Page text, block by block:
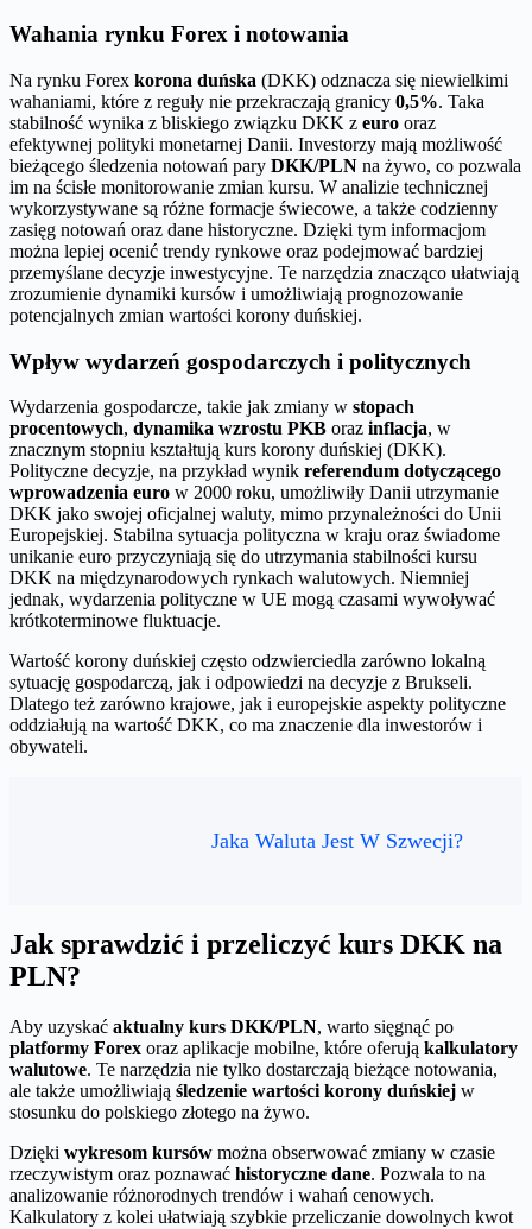
Wahania rynku Forex i notowania
Na rynku Forex korona duńska (DKK) odznacza się niewielkimi
wahaniami, które z reguły nie przekraczają granicy 0,5%. Taka
stabilność wynika z bliskiego związku DKK z euro oraz
efektywnej polityki monetarnej Danii. Investorzy mają możliwość
bieżącego śledzenia notowań pary DKK/PLN na żywo, co pozwala
im na ścisłe monitorowanie zmian kursu. W analizie technicznej
wykorzystywane są różne formacje świecowe, a także codzienny
zasięg notowań oraz dane historyczne. Dzięki tym informacjom
można lepiej ocenić trendy rynkowe oraz podejmować bardziej
przemyślane decyzje inwestycyjne. Te narzędzia znacząco ułatwiają
zrozumienie dynamiki kursów i umożliwiają prognozowanie
potencjalnych zmian wartości korony duńskiej.
Wpływ wydarzeń gospodarczych i politycznych
Wydarzenia gospodarcze, takie jak zmiany w stopach
procentowych, dynamika wzrostu PKB oraz inflacja, w
znacznym stopniu kształtują kurs korony duńskiej (DKK).
Polityczne decyzje, na przykład wynik referendum dotyczącego
wprowadzenia euro w 2000 roku, umożliwiły Danii utrzymanie
DKK jako swojej oficjalnej waluty, mimo przynależności do Unii
Europejskiej. Stabilna sytuacja polityczna w kraju oraz świadome
unikanie euro przyczyniają się do utrzymania stabilności kursu
DKK na międzynarodowych rynkach walutowych. Niemniej
jednak, wydarzenia polityczne w UE mogą czasami wywoływać
krótkoterminowe fluktuacje.
Wartość korony duńskiej często odzwierciedla zarówno lokalną
sytuację gospodarczą, jak i odpowiedzi na decyzje z Brukseli.
Dlatego też zarówno krajowe, jak i europejskie aspekty polityczne
oddziałują na wartość DKK, co ma znaczenie dla inwestorów i
obywateli.
Jaka Waluta Jest W Szwecji?
Jak sprawdzić i przeliczyć kurs DKK na
PLN?
Aby uzyskać aktualny kurs DKK/PLN, warto sięgnąć po
platformy Forex oraz aplikacje mobilne, które oferują kalkulatory
walutowe. Te narzędzia nie tylko dostarczają bieżące notowania,
ale także umożliwiają śledzenie wartości korony duńskiej w
stosunku do polskiego złotego na żywo.
Dzięki wykresom kursów można obserwować zmiany w czasie
rzeczywistym oraz poznawać historyczne dane. Pozwala to na
analizowanie różnorodnych trendów i wahań cenowych.
Kalkulatory z kolei ułatwiają szybkie przeliczanie dowolnych kwot